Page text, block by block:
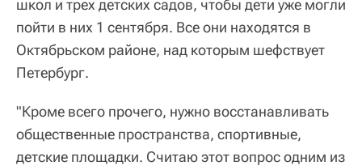
школ и трех детских садов, чтобы дети уже могли
пойти в них 1 сентября. Все они находятся в
Октябрьском районе, над которым шефствует
Петербург.
"Кроме всего прочего, нужно восстанавливать
общественные пространства, спортивные,
детские площадки. Считаю этот вопрос одним из